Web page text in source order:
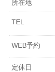
所在地
TEL
WEB予約
定休日